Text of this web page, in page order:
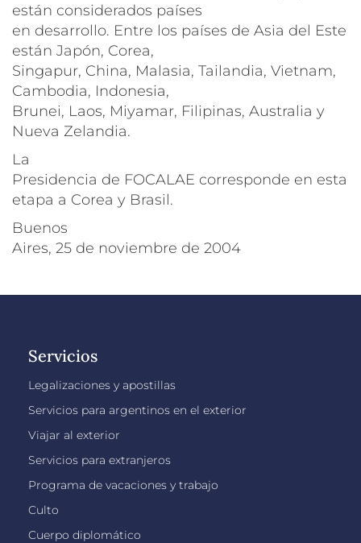
están considerados países
en desarrollo. Entre los países de Asia del Este
están Japón, Corea,
Singapur, China, Malasia, Tailandia, Vietnam,
Cambodia, Indonesia,
Brunei, Laos, Miyamar, Filipinas, Australia y
Nueva Zelandia.
La
Presidencia de FOCALAE corresponde en esta
etapa a Corea y Brasil.
Buenos
Aires, 25 de noviembre de 2004
Servicios
Legalizaciones y apostillas
Servicios para argentinos en el exterior
Viajar al exterior
Servicios para extranjeros
Programa de vacaciones y trabajo
Culto
Cuerpo diplomático